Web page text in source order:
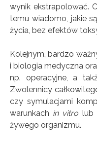
wynik ekstrapolować.
temu wiadomo, jakie
życia, bez efektów
Kolejnym, bardzo
i biologia medyczna
np. operacyjne, a
Zwolennicy
czy symulacjami
warunkach in vitro lub
żywego organizmu.